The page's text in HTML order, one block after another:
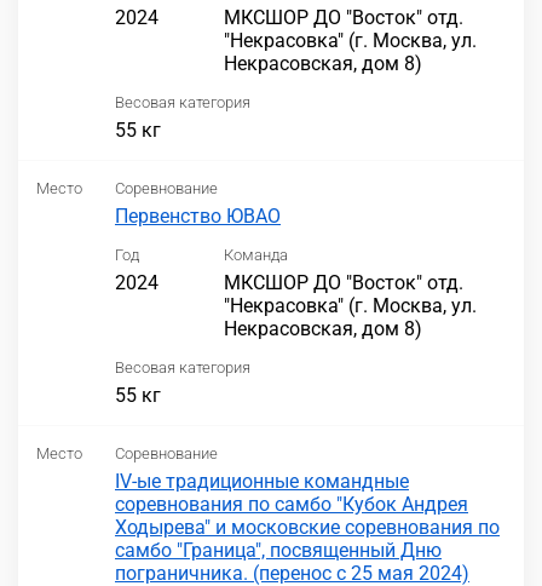
2024
МКСШОР ДО "Восток" отд.
"Некрасовка" (г. Москва, ул.
Некрасовская, дом 8)
Весовая категория
55 кг
Место Соревнование
Первенство ЮВАО
Год
2024
Команда
МКСШОР ДО "Восток" отд.
"Некрасовка" (г. Москва, ул.
Некрасовская, дом 8)
Весовая категория
55 кг
Место Соревнование
IV-ые традиционные командные
соревнования по самбо "Кубок Андрея
Ходырева" и московские соревнования по
самбо "Граница", посвященный Дню
пограничника. (перенос с 25 мая 2024)